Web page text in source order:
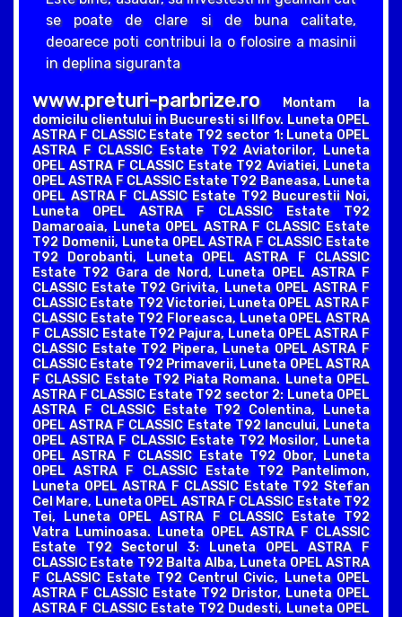
se poate de clare si de buna calitate,
deoarece poti contribui la o folosire a masinii
in deplina siguranta
www.preturi-parbrize.roMontam la
domicilu clientului in Bucuresti si Ilfov. Luneta OPEL
ASTRA F CLASSIC Estate T92 sector 1: Luneta OPEL
ASTRA F CLASSIC Estate T92 Aviatorilor, Luneta
OPEL ASTRA F CLASSIC Estate T92 Aviatiei, Luneta
OPEL ASTRA F CLASSIC Estate T92 Baneasa, Luneta
OPEL ASTRA F CLASSIC Estate T92 Bucurestii Noi,
Luneta OPEL ASTRA F CLASSIC Estate T92
Damaroaia, Luneta OPEL ASTRA F CLASSIC Estate
T92 Domenii, Luneta OPEL ASTRA F CLASSIC Estate
T92 Dorobanti, Luneta OPEL ASTRA F CLASSIC
Estate T92 Gara de Nord, Luneta OPEL ASTRA F
CLASSIC Estate T92 Grivita, Luneta OPEL ASTRA F
CLASSIC Estate T92 Victoriei, Luneta OPEL ASTRA F
CLASSIC Estate T92 Floreasca, Luneta OPEL ASTRA
F CLASSIC Estate T92 Pajura, Luneta OPEL ASTRA F
CLASSIC Estate T92 Pipera, Luneta OPEL ASTRA F
CLASSIC Estate T92 Primaverii, Luneta OPEL ASTRA
F CLASSIC Estate T92 Piata Romana. Luneta OPEL
ASTRA F CLASSIC Estate T92 sector 2: Luneta OPEL
ASTRA F CLASSIC Estate T92 Colentina, Luneta
OPEL ASTRA F CLASSIC Estate T92 Iancului, Luneta
OPEL ASTRA F CLASSIC Estate T92 Mosilor, Luneta
OPEL ASTRA F CLASSIC Estate T92 Obor, Luneta
OPEL ASTRA F CLASSIC Estate T92 Pantelimon,
Luneta OPEL ASTRA F CLASSIC Estate T92 Stefan
Cel Mare, Luneta OPEL ASTRA F CLASSIC Estate T92
Tei, Luneta OPEL ASTRA F CLASSIC Estate T92
Vatra Luminoasa. Luneta OPEL ASTRA F CLASSIC
Estate T92 Sectorul 3: Luneta OPEL ASTRA F
CLASSIC Estate T92 Balta Alba, Luneta OPEL ASTRA
F CLASSIC Estate T92 Centrul Civic, Luneta OPEL
ASTRA F CLASSIC Estate T92 Dristor, Luneta OPEL
ASTRA F CLASSIC Estate T92 Dudesti, Luneta OPEL